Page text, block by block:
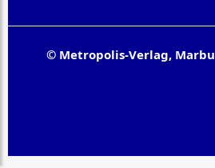
© Metropolis-Verlag,